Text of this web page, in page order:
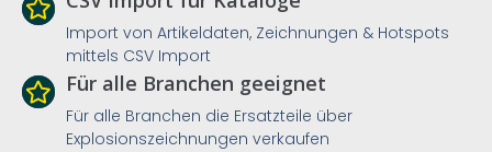
Import von Artikeldaten, Zeichnungen & Hotspots
mittels CSV Import
Für alle Branchen geeignet
Für alle Branchen die Ersatzteile über
Explosionszeichnungen verkaufen